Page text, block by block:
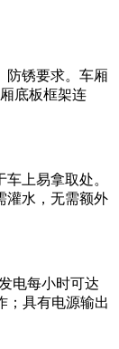
防锈要求。车厢
底板框架连
上易拿取处。
灌水，无需额外
电每小时可达
；具有电源输出